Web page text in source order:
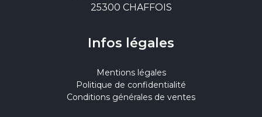
25300 CHAFFOIS
Infos légales
Mentions légales
Politique de confidentialité
Conditions générales de ventes